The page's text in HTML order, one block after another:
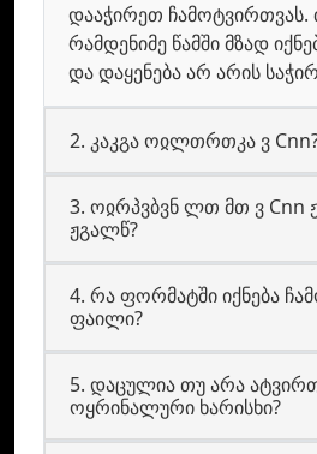
დააჭირეთ ჩამოტვირთვას.
რამდენიმე წამში მზად
და დაყენება არ არის
2. კაკგა ოჲლთრთკა ვ
3. ოჲრპვბვნ ლთ მთ ვ Cnn
ჟგალწ?
4. რა ფორმატში იქნება
ფაილი?
5. დაცულია თუ არა
ოყრინალური ხარისხი?